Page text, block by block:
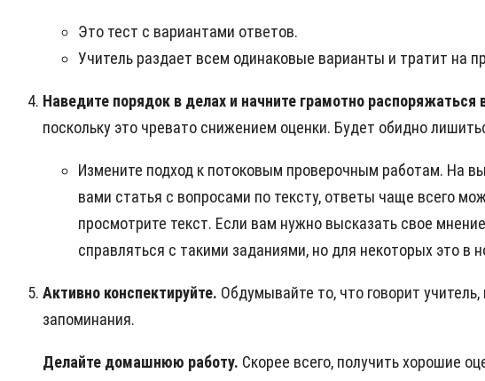
Это тест с вариантами ответов.
Учитель раздает всем одинаковые варианты и тратит на
Наведите порядок в делах и начните грамотно распоряжаться
поскольку это чревато снижением оценки. Будет обидно
Измените подход к потоковым проверочным работам. На
вами статья с вопросами по тексту, ответы чаще всего
просмотрите текст. Если вам нужно высказать свое
справляться с такими заданиями, но для некоторых это
Активно конспектируйте. Обдумывайте то, что говорит
запоминания.
Делайте домашнюю работу. Скорее всего, получить хорошие